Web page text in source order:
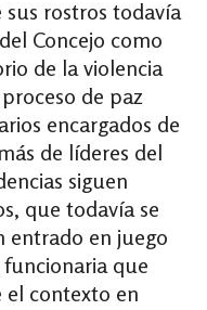
rostros todavía
Concejo como
de la violencia
de paz
encargados de
de líderes del
siguen
que todavía se
entrado en juego
que
el contexto en